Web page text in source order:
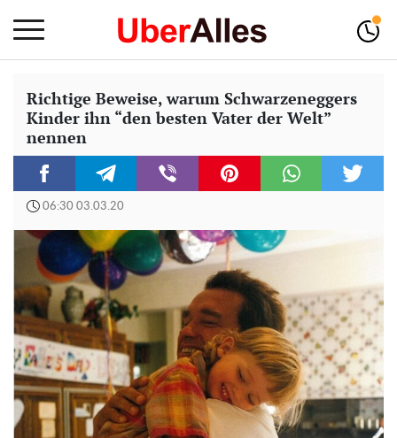
Richtige Beweise, warum Schwarzeneggers
Kinder ihn “den besten Vater der Welt”
nennen
06:30 03.03.20